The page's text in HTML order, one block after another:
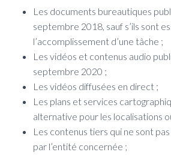
Les documents bureautiques
septembre 2018, sauf s’ils sont
l’accomplissement d’une tâche ;
Les vidéos et contenus audio
septembre 2020 ;
Les vidéos diffusées en direct ;
Les plans et services
alternative pour les localisations
Les contenus tiers qui ne sont
par l’entité concernée ;